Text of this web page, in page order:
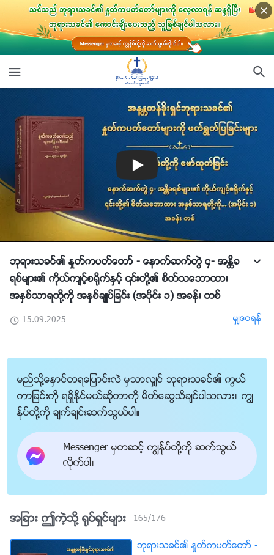
ဘုရားသခင္၏ ႏႈတ္ကပတ္ေတာ္ - ေနာက္ဆက္တြဲ ၄- အႏၲိခ
ရစ္မ်ား၏ ကိုယ္က်င့္စ႐ိုက္ႏွင့္ ၎တို႔၏ စိတ္သေဘာထား
အႏွစ္သာရတို႔ကို အႏွစ္ခ်ဳပ္ျခင္း (အပိုင္း ၁) အခန္း တစ္
15.09.2025 မွ်ေဝရန္
မည္သို႔ေႏွာင္တရေျပာင္းလဲ မွသာလွ်င္ ဘုရားသခင္၏ ကြယ္
ကာျခင္းကို ရရွိႏိုင္မယ္ဆိုတာကို မိတ္ေဆြသိခ်င္ပါသလား။ ကြၽ
န္ုပ္တို႔ကို ခ်က္ခ်င္းဆက္သြယ္ပါ။
Messenger မွတဆင့္ ကြၽန္ုပ္တို႔ကို ဆက္သြယ္
လိုက္ပါ။
အျခား ဤကဲ့သို႔ ႐ုပ္ရွင္မ်ား 165/176
ဘုရားသခင္၏ ႏႈတ္ကပတ္ေတာ္ -